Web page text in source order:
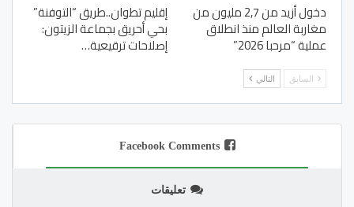
دخول أزيد من 2,7 مليون من
مغاربة العالم منذ انطلاق
عملية “مرحبا 2026”
إقليم تطوان..طريق “التوفنة”
بحي أحريق بجماعة الزيتون:
إصلاحات ترقيعية…
السابق التالي
Facebook Comments
تعليقات